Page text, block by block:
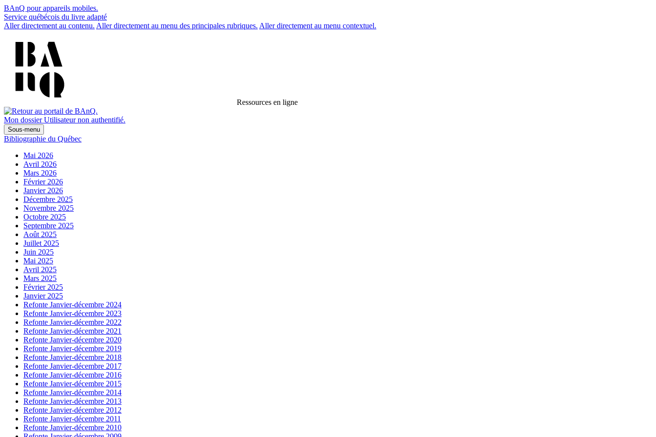
BAnQ pour appareils mobiles.
Service québécois du livre adapté
Aller directement au contenu. Aller directement au menu des principales rubriques. Aller directement au menu contextuel.
Ressources en ligne
Mon dossier Utilisateur non authentifié.
Sous-menu
Bibliographie du Québec
Mai 2026
Avril 2026
Mars 2026
Février 2026
Janvier 2026
Décembre 2025
Novembre 2025
Octobre 2025
Septembre 2025
Août 2025
Juillet 2025
Juin 2025
Mai 2025
Avril 2025
Mars 2025
Février 2025
Janvier 2025
Refonte Janvier-décembre 2024
Refonte Janvier-décembre 2023
Refonte Janvier-décembre 2022
Refonte Janvier-décembre 2021
Refonte Janvier-décembre 2020
Refonte Janvier-décembre 2019
Refonte Janvier-décembre 2018
Refonte Janvier-décembre 2017
Refonte Janvier-décembre 2016
Refonte Janvier-décembre 2015
Refonte Janvier-décembre 2014
Refonte Janvier-décembre 2013
Refonte Janvier-décembre 2012
Refonte Janvier-décembre 2011
Refonte Janvier-décembre 2010